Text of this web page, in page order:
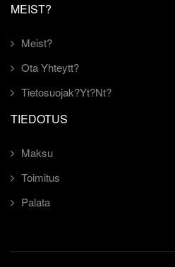
MEIST?
Meist?
Ota Yhteytt?
Tietosuojak?yt?nt?
TIEDOTUS
Maksu
Toimitus
Palata